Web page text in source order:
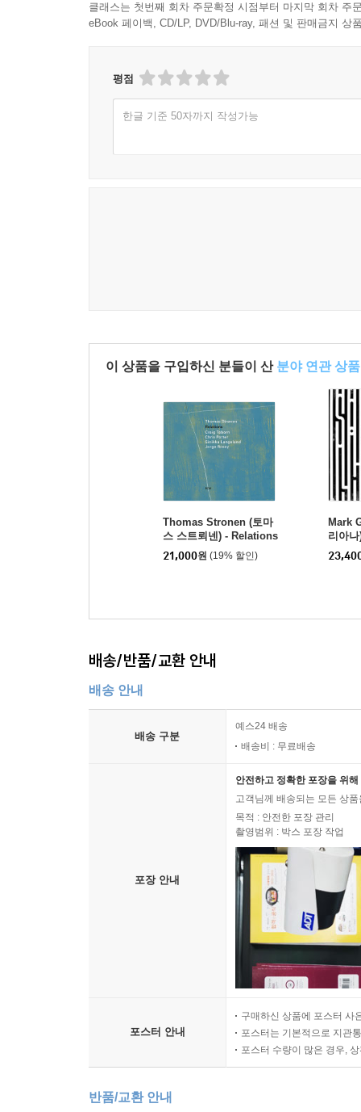
클래스는 첫번째 회차 주문확정 시점부터 마지막 회차 주
eBook 페이백, CD/LP, DVD/Blu-ray, 패션 및 판매금지 상
평점
한글 기준 50자까지 작성가능
이 상품을 구입하신 분들이 산 분야 연관 상품
Thomas Stronen (토마
스 스트뢰넨) - Relations
21,000원 (19% 할인)
Mark
리아
배송/반품/교환 안내
배송 안내
배송 구분
예스24 배송
배송비 : 무료배송
포장 안내
안전하고 정확한 포장을 위
고객님께 배송되는 모든 상
목적 : 안전한 포장 관리
촬영범위 : 박스 포장 작업
포스터 안내
구매하신 상품에 포스터 사
포스터는 기본적으로 지관
포스터 수량이 많은 경우,
반품/교환 안내